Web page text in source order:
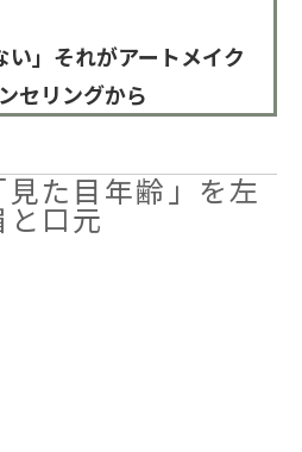
い」それがアートメイク
セリングから
た目年齢」を左
口元